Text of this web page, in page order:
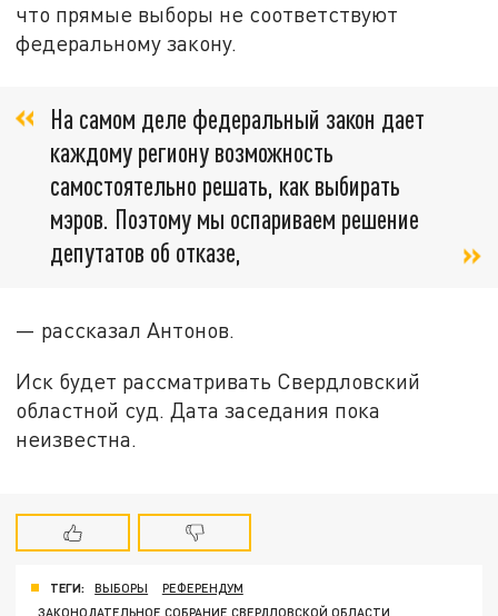
что прямые выборы не соответствуют
федеральному закону.
На самом деле федеральный закон дает
каждому региону возможность
самостоятельно решать, как выбирать
мэров. Поэтому мы оспариваем решение
депутатов об отказе,
— рассказал Антонов.
Иск будет рассматривать Свердловский
областной суд. Дата заседания пока
неизвестна.
ТЕГИ: ВЫБОРЫ
РЕФЕРЕНДУМ
ЗАКОНОДАТЕЛЬНОЕ СОБРАНИЕ СВЕРДЛОВСКОЙ ОБЛАСТИ